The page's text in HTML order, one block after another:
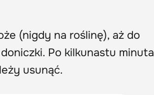
(nigdy na roślinę), aż do
Po kilkunastu
usunąć.